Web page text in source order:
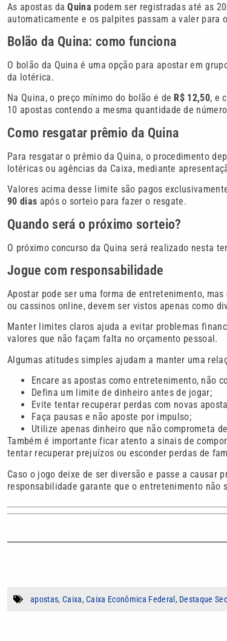
As apostas daQuina podem ser registradas até as
automaticamente e os palpites passam a valer para
Bolão da Quina: como funciona
O bolão da Quina é uma opção para apostar em
da lotérica.
Na Quina, o preço mínimo do bolão é de R$ 12,50, e
10 apostas contendo a mesma quantidade de
Como resgatar prêmio da Quina
Para resgatar o prêmio da Quina, o procedimento
lotéricas ou agências da Caixa, mediante
Valores acima desse limite são pagos
90 dias após o sorteio para fazer o resgate.
Quando será o próximo sorteio?
O próximo concurso da Quina será realizado nesta
Jogue com responsabilidade
Apostar pode ser uma forma de entretenimento, mas
ou cassinos online, devem ser vistos apenas como
Manter limites claros ajuda a evitar problemas
valores que não façam falta no orçamento pessoal.
Algumas atitudes simples ajudam a manter uma
Encare as apostas como entretenimento, não
Defina um limite de dinheiro antes de jogar;
Evite tentar recuperar perdas com novas
Faça pausas e não aposte por impulso;
Utilize apenas dinheiro que não comprometa
Também é importante ficar atento a sinais de
tentar recuperar prejuízos ou esconder perdas de
Caso o jogo deixe de ser diversão e passe a causar
responsabilidade garante que o entretenimento não
apostas, Caixa,Caixa Econômica Federal , Destaque